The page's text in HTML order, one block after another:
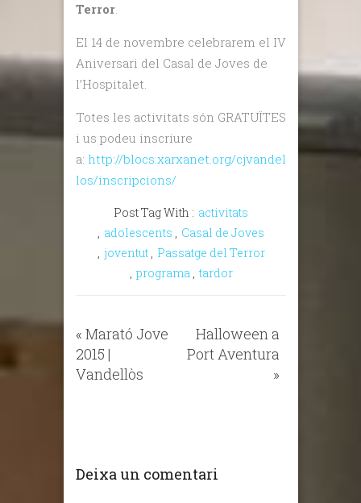
Terror.
El 14 de novembre celebrarem el IV
Aniversari del Casal de Joves de
l’Hospitalet.
Totes les activitats són GRATUÏTES
i us podeu inscriure
a: http://blocs.xarxanet.org/cjvandel
los/inscripcions/
Post Tag With : activitats
, adolescents , Casal de Joves
, joventut, Passatge del Terror
, programa, tardor
« Marató Jove
2015 |
Vandellòs
Halloween a
Port Aventura
»
Deixa un comentari